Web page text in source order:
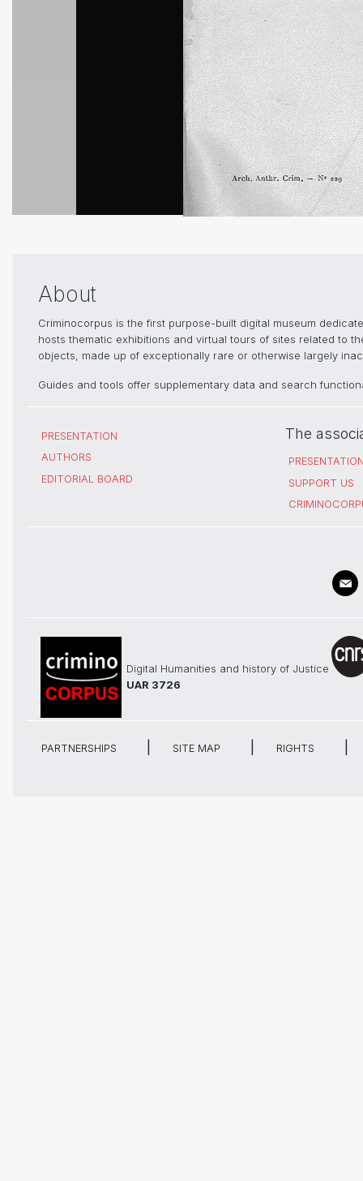
About
Criminocorpus is the first purpose-built digital museum
hosts thematic exhibitions and virtual tours of sites related to
objects, made up of exceptionally rare or otherwise largely
Guides and tools offer supplementary data and search
PRESENTATION
AUTHORS
EDITORIAL BOARD
The
SUPPORT US
Digital Humanities and history of Justice
UAR 3726
PARTNERSHIPS SITE MAP RIGHTS